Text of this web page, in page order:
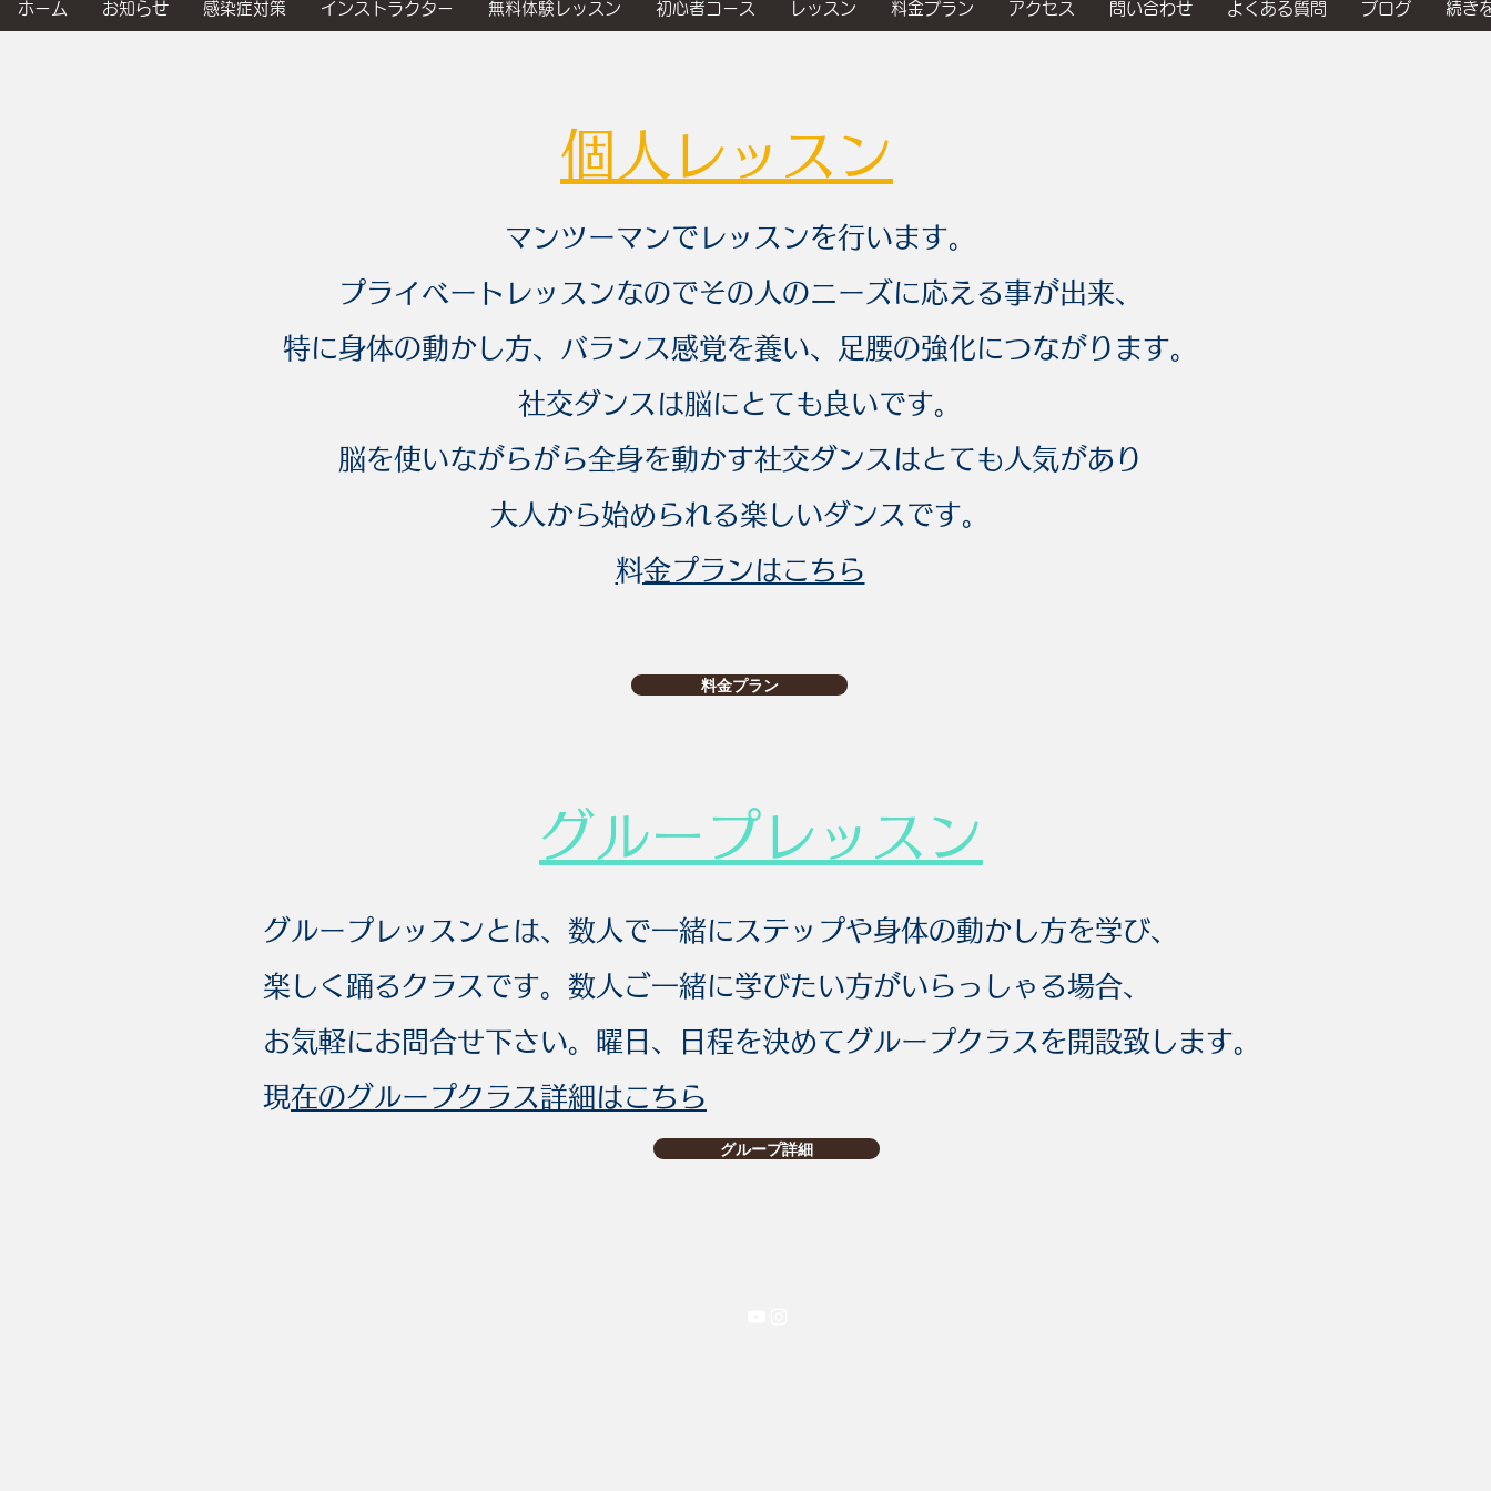
ホーム お知らせ 感染症対策 インストラクター 無料体験レッスン 初心者コース レッスン 料金プラン アクセス 問い合わせ よくある質問 ブログ 続き
個人レッスン
マンツーマンでレッスンを行います。
プライベートレッスンなのでその人のニーズに応える事が出来、
特に身体の動かし方、バランス感覚を養い、足腰の強化につながります。
社交ダンスは脳にとても良いです。
脳を使いながらがら全身を動かす社交ダンスはとても人気があり
大人から始められる楽しいダンスです。
​料金プランはこちら
料金プラン
グループレッスンとは、数人で一緒にステップや身体の動かし方を学び、
楽しく踊るクラスです。数人ご一緒に学びたい方がいらっしゃる場合、
お気軽にお問合せ下さい。曜日、日程を決めてグループクラスを開設致します。
​現在のグループクラス詳細はこちら
​グループレッスン
グループ詳細